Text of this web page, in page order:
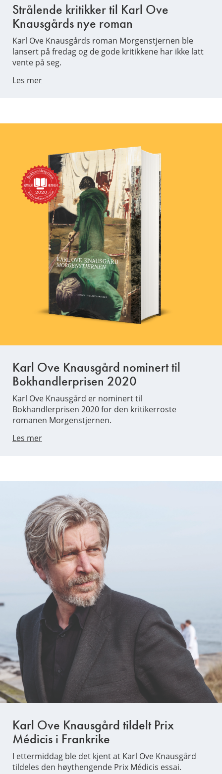
Strålende kritikker til Karl Ove
Knausgårds nye roman
Karl Ove Knausgårds roman Morgenstjernen ble
lansert på fredag og de gode kritikkene har ikke latt
vente på seg.
Les mer
Karl Ove Knausgård nominert til
Bokhandlerprisen 2020
Karl Ove Knausgård er nominert til
Bokhandlerprisen 2020 for den kritikerroste
romanen Morgenstjernen.
Les mer
Karl Ove Knausgård tildelt Prix
Médicis i Frankrike
I ettermiddag ble det kjent at Karl Ove Knausgård
tildeles den høythengende Prix Médicis essai.